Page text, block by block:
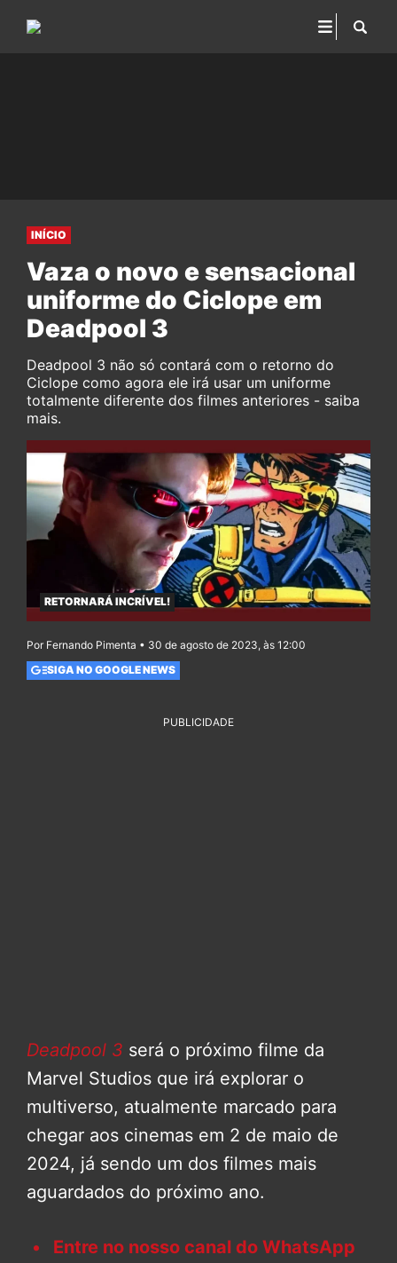
INÍCIO
Vaza o novo e sensacional
uniforme do Ciclope em
Deadpool 3
Deadpool 3 não só contará com o retorno do
Ciclope como agora ele irá usar um uniforme
totalmente diferente dos filmes anteriores - saiba
mais.
RETORNARÁ INCRÍVEL!
Por Fernando Pimenta • 30 de agosto de 2023, às 12:00
SIGA NO GOOGLE NEWS
PUBLICIDADE
Deadpool 3 será o próximo filme da
Marvel Studios que irá explorar o
multiverso, atualmente marcado para
chegar aos cinemas em 2 de maio de
2024, já sendo um dos filmes mais
aguardados do próximo ano.
Entre no nosso canal do WhatsApp